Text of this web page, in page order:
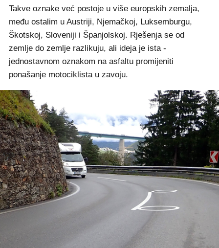
Takve oznake već postoje u više europskih zemalja,
među ostalim u Austriji, Njemačkoj, Luksemburgu,
Škotskoj, Sloveniji i Španjolskoj. Rješenja se od
zemlje do zemlje razlikuju, ali ideja je ista -
jednostavnom oznakom na asfaltu promijeniti
ponašanje motociklista u zavoju.